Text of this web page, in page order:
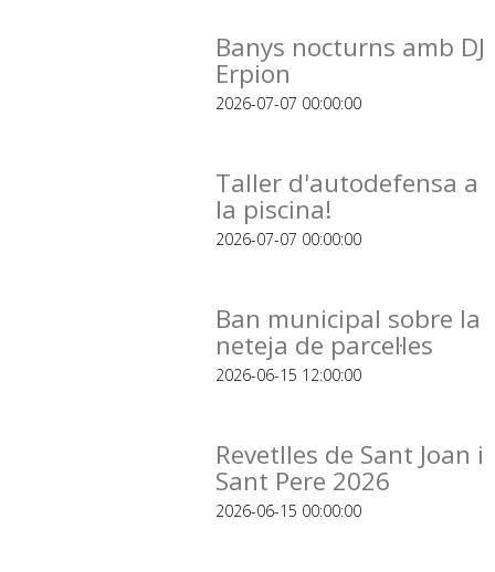
Banys nocturns amb DJ
Erpion
2026-07-07 00:00:00
Taller d'autodefensa a
la piscina!
2026-07-07 00:00:00
Ban municipal sobre la
neteja de parcel·les
2026-06-15 12:00:00
Revetlles de Sant Joan i
Sant Pere 2026
2026-06-15 00:00:00